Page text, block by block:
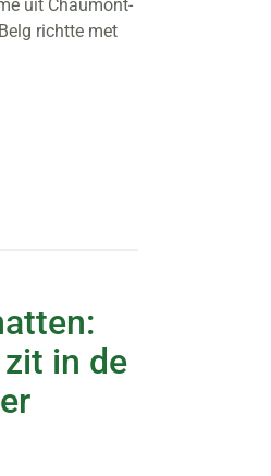
uit Chaumont-
richtte met
in de